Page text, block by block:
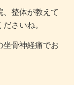
、整体が教えて
さいね。
坐骨神経痛でお